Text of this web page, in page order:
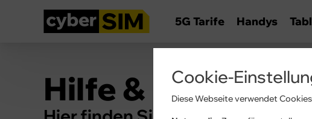
5G Tarife Handys
Hilfe & Cookie-
Diese Webseite verwendet